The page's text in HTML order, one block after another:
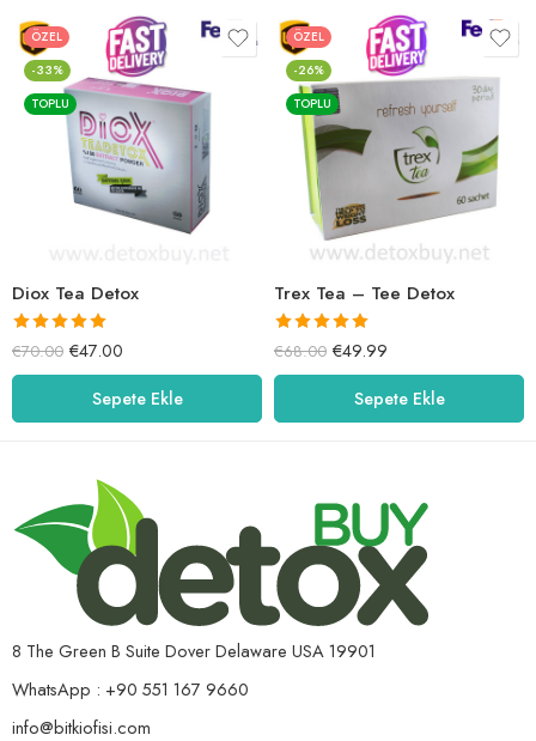
ÖZEL
-33%
TOPLU
Diox Tea Detox
5 üzerinden
5.00oy aldı
€70.00 €47.00
Sepete Ekle
ÖZEL
-26%
TOPLU
Trex Tea – Tee Detox
5 üzerinden
5.00oy aldı
€68.00 €49.99
Sepete Ekle
8 The Green B Suite Dover Delaware USA 19901
WhatsApp : +90 551 167 9660
info@bitkiofisi.com